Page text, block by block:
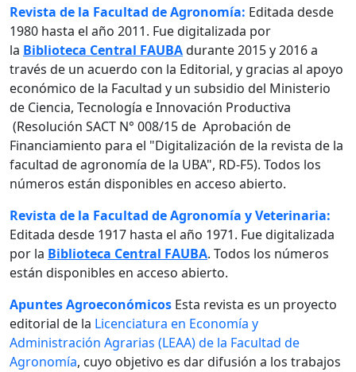
Revista de la Facultad de Agronomía: Editada desde
1980 hasta el año 2011. Fue digitalizada por
la Biblioteca Central FAUBAdurante 2015 y 2016 a
través de un acuerdo con la Editorial, y gracias al apoyo
económico de la Facultad y un subsidio del Ministerio
de Ciencia, Tecnología e Innovación Productiva
(Resolución SACT N° 008/15 de Aprobación de
Financiamiento para el "Digitalización de la revista de la
facultad de agronomía de la UBA", RD-F5). Todos los
números están disponibles en acceso abierto.
Revista de la Facultad de Agronomía y Veterinaria:
Editada desde 1917 hasta el año 1971. Fue digitalizada
por la Biblioteca Central FAUBA. Todos los números
están disponibles en acceso abierto.
Apuntes Agroeconómicos Esta revista es un proyecto
editorial de la Licenciatura en Economía y
Administración Agrarias (LEAA) de la Facultad de
Agronomía, cuyo objetivo es dar difusión a los trabajos